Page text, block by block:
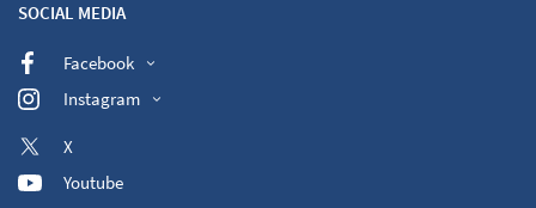
SOCIAL MEDIA
Facebook
Instagram
X
Youtube